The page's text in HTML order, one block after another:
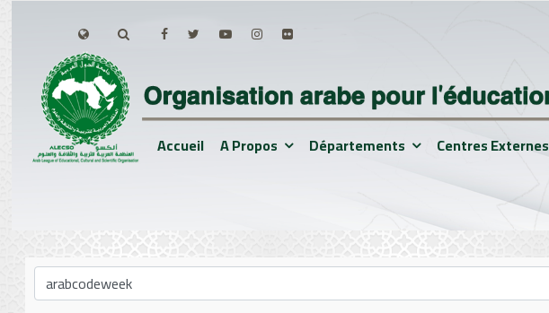
Accueil A Propos Départements Centres Externes